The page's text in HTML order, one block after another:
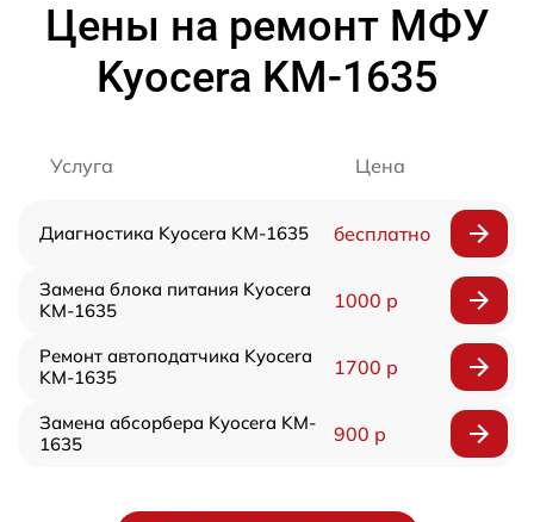
Цены на ремонт МФУ
Kyocera KM-1635
Услуга Цена
Диагностика Kyocera KM-1635 бесплатно
Замена блока питания Kyocera
KM-1635
1000 р
Ремонт автоподатчика Kyocera
KM-1635
1700 р
Замена абсорбера Kyocera KM-
1635
900 р